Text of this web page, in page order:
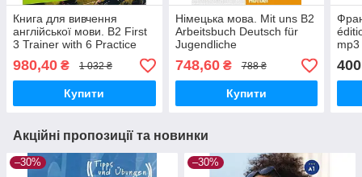
Книга для вивчення
англійської мови. B2 First
3 Trainer with 6 Practice
Tests with key and Digital
Pack
980,40 ₴ 1 032 ₴
Купити
Німецька мова. Mit uns B2
Arbeitsbuch Deutsch für
Jugendliche
748,60₴ 788 ₴
Купити
400
Акційні пропозиції та новинки
–30% –30%